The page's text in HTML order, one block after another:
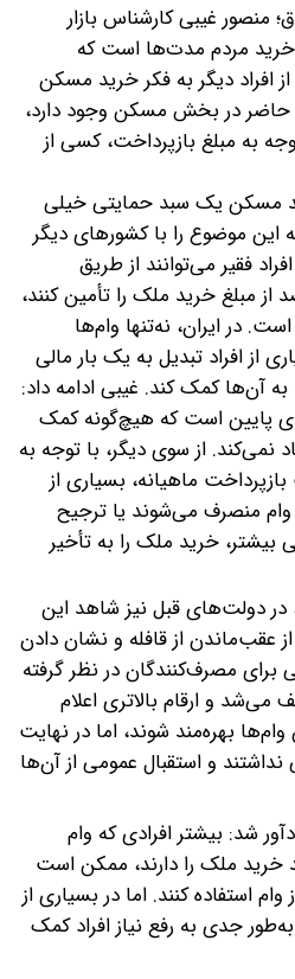
منصور غیبی کارشناس بازار
مردم مدت‌ها است که
افراد دیگر به فکر خرید مسکن
حاضر در بخش مسکن وجود دارد،
به مبلغ بازپرداخت، کسی از
مسکن یک سبد حمایتی خیلی
موضوع را با کشورهای دیگر
فقیر می‌توانند از طریق
بانکی ۱۰ تا ۲۰ درصد از مبلغ خرید ملک را تأمین کنند،
در ایران، نه‌تنها وام‌ها
از افراد تبدیل به یک بار مالی
آن‌ها کمک کند. غیبی ادامه داد:
پایین است که هیچ‌گونه کمک
از سوی دیگر، با توجه به
ماهیانه، بسیاری از
وام منصرف می‌شوند یا ترجیح
بیشتر، خرید ملک را به تأخیر
در دولت‌های قبل نیز شاهد این
عقب‌ماندن از قافله و نشان دادن
برای مصرف‌کنندگان در نظر گرفته
و ارقام بالاتری اعلام
بهره‌مند شوند، اما در نهایت
و استقبال عمومی از آن‌ها
شد: بیشتر افرادی که وام
خرید ملک را دارند، ممکن است
استفاده کنند. اما در بسیاری از
جدی به رفع نیاز افراد کمک